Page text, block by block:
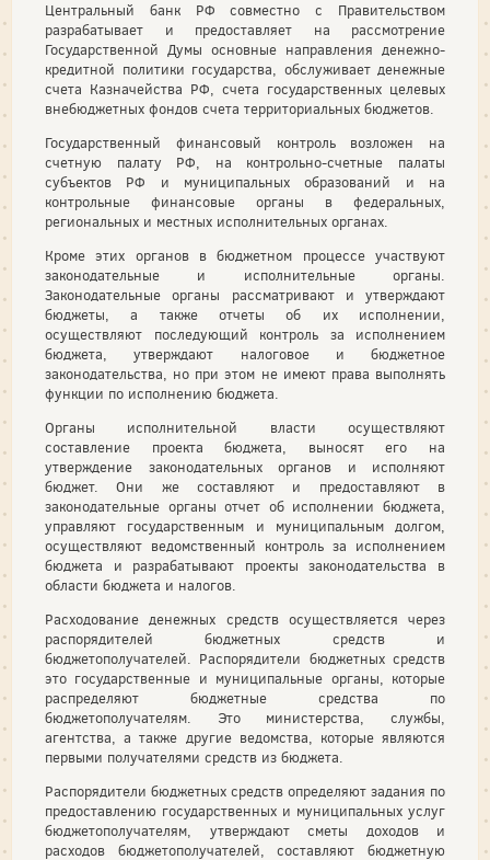
Центральный банк РФ совместно с Правительством
разрабатывает и предоставляет на рассмотрение
Государственной Думы основные направления денежно-
кредитной политики государства, обслуживает денежные
счета Казначейства РФ, счета государственных целевых
внебюджетных фондов счета территориальных бюджетов.
Государственный финансовый контроль возложен на
счетную палату РФ, на контрольно-счетные палаты
субъектов РФ и муниципальных образований и на
контрольные финансовые органы в федеральных,
региональных и местных исполнительных органах.
Кроме этих органов в бюджетном процессе участвуют
законодательные и исполнительные органы.
Законодательные органы рассматривают и утверждают
бюджеты, а также отчеты об их исполнении,
осуществляют последующий контроль за исполнением
бюджета, утверждают налоговое и бюджетное
законодательства, но при этом не имеют права выполнять
функции по исполнению бюджета.
Органы исполнительной власти осуществляют
составление проекта бюджета, выносят его на
утверждение законодательных органов и исполняют
бюджет. Они же составляют и предоставляют в
законодательные органы отчет об исполнении бюджета,
управляют государственным и муниципальным долгом,
осуществляют ведомственный контроль за исполнением
бюджета и разрабатывают проекты законодательства в
области бюджета и налогов.
Расходование денежных средств осуществляется через
распорядителей бюджетных средств и
бюджетополучателей. Распорядители бюджетных средств
это государственные и муниципальные органы, которые
распределяют бюджетные средства по
бюджетополучателям. Это министерства, службы,
агентства, а также другие ведомства, которые являются
первыми получателями средств из бюджета.
Распорядители бюджетных средств определяют задания по
предоставлению государственных и муниципальных услуг
бюджетополучателям, утверждают сметы доходов и
расходов бюджетополучателей, составляют бюджетную